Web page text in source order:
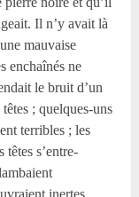
Il n’y avait là
mauvaise
enchaînés ne
le bruit d’un
; quelques-uns
terribles ; les
têtes s’entre-